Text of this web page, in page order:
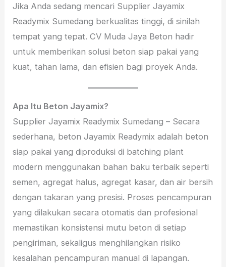
Jika Anda sedang mencari Supplier Jayamix
Readymix Sumedang berkualitas tinggi, di sinilah
tempat yang tepat. CV Muda Jaya Beton hadir
untuk memberikan solusi beton siap pakai yang
kuat, tahan lama, dan efisien bagi proyek Anda.
Apa Itu Beton Jayamix?
Supplier Jayamix Readymix Sumedang – Secara
sederhana, beton Jayamix Readymix adalah beton
siap pakai yang diproduksi di batching plant
modern menggunakan bahan baku terbaik seperti
semen, agregat halus, agregat kasar, dan air bersih
dengan takaran yang presisi. Proses pencampuran
yang dilakukan secara otomatis dan profesional
memastikan konsistensi mutu beton di setiap
pengiriman, sekaligus menghilangkan risiko
kesalahan pencampuran manual di lapangan.